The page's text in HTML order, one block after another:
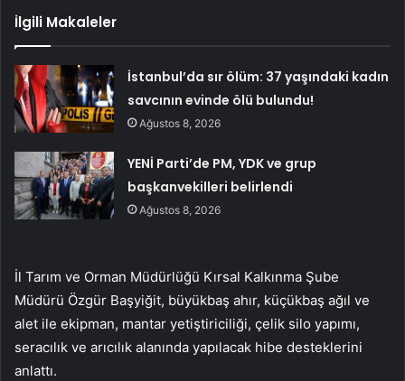
İlgili Makaleler
İstanbul’da sır ölüm: 37 yaşındaki kadın
savcının evinde ölü bulundu!
Ağustos 8, 2026
YENİ Parti’de PM, YDK ve grup
başkanvekilleri belirlendi
Ağustos 8, 2026
İl Tarım ve Orman Müdürlüğü Kırsal Kalkınma Şube
Müdürü Özgür Başyiğit, büyükbaş ahır, küçükbaş ağıl ve
alet ile ekipman, mantar yetiştiriciliği, çelik silo yapımı,
seracılık ve arıcılık alanında yapılacak hibe desteklerini
anlattı.